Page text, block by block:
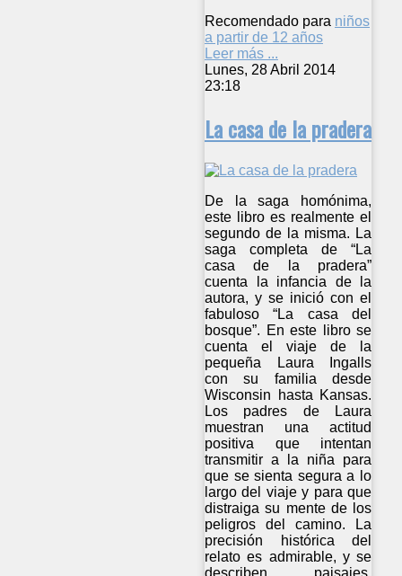
Recomendado para niños
a partir de 12 años
Leer más ...
Lunes, 28 Abril 2014
23:18
La casa de la pradera
De la saga homónima,
este libro es realmente el
segundo de la misma. La
saga completa de “La
casa de la pradera”
cuenta la infancia de la
autora, y se inició con el
fabuloso “La casa del
bosque”. En este libro se
cuenta el viaje de la
pequeña Laura Ingalls
con su familia desde
Wisconsin hasta Kansas.
Los padres de Laura
muestran una actitud
positiva que intentan
transmitir a la niña para
que se sienta segura a lo
largo del viaje y para que
distraiga su mente de los
peligros del camino. La
precisión histórica del
relato es admirable, y se